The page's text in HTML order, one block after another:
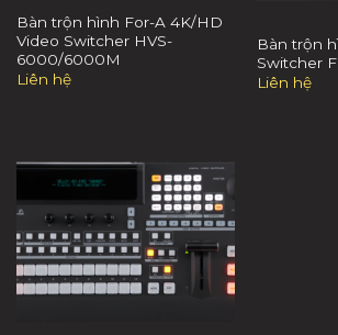
Bàn trộn hình For-A 4K/HD
Video Switcher HVS-
6000/6000M
Liên hệ
Bàn trộn
Switcher
Liên hệ